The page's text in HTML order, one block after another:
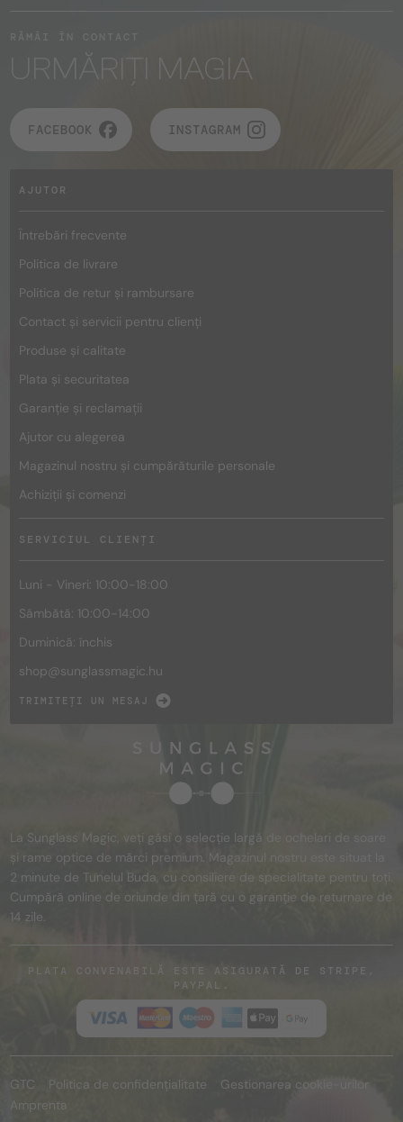
URMĂRIȚI MAGIA
FACEBOOK INSTAGRAM
AJUTOR
Întrebări frecvente
Politica de livrare
Politica de retur și rambursare
Contact și servicii pentru clienți
Produse și calitate
Plata și securitatea
Garanție și reclamații
Ajutor cu alegerea
Magazinul nostru și cumpărăturile personale
Achiziții și comenzi
SERVICIUL CLIENȚI
Luni - Vineri: 10:00-18:00
Sâmbătă: 10:00-14:00
Duminică: închis
shop@sunglassmagic.hu
TRIMITEȚI UN MESAJ
La Sunglass Magic, veți găsi o selecție largă de ochelari de soare
și rame optice de mărci premium. Magazinul nostru este situat la
2 minute de Tunelul Buda, cu consiliere de specialitate pentru toți.
Cumpără online de oriunde din țară cu o garanție de returnare de
14 zile.
PLATA CONVENABILĂ ESTE ASIGURATĂ DE STRIPE,
PAYPAL.
GTC Politica de confidențialitate
Gestionarea cookie-urilor
Amprenta